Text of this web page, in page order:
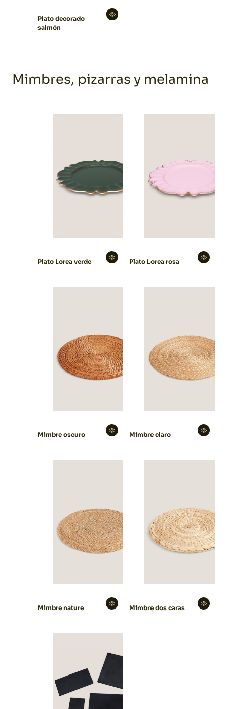
Plato decorado
salmón
Mimbres, pizarras y melamina
Plato Lorea verde Plato Lorea rosa
Mimbre oscuro Mimbre claro
Mimbre nature Mimbre dos caras